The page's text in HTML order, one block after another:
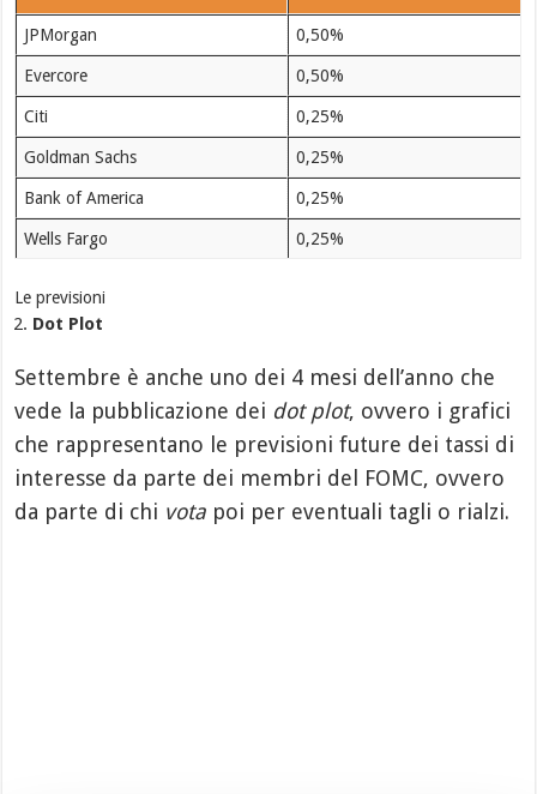
JPMorgan 0,50%
Evercore 0,50%
Citi 0,25%
Goldman Sachs 0,25%
Bank of America 0,25%
Wells Fargo 0,25%
Le previsioni
Dot Plot
Settembre è anche uno dei 4 mesi dell’anno che
vede la pubblicazione dei dot plot, ovvero i grafici
che rappresentano le previsioni future dei tassi di
interesse da parte dei membri del FOMC, ovvero
da parte di chi vota poi per eventuali tagli o rialzi.